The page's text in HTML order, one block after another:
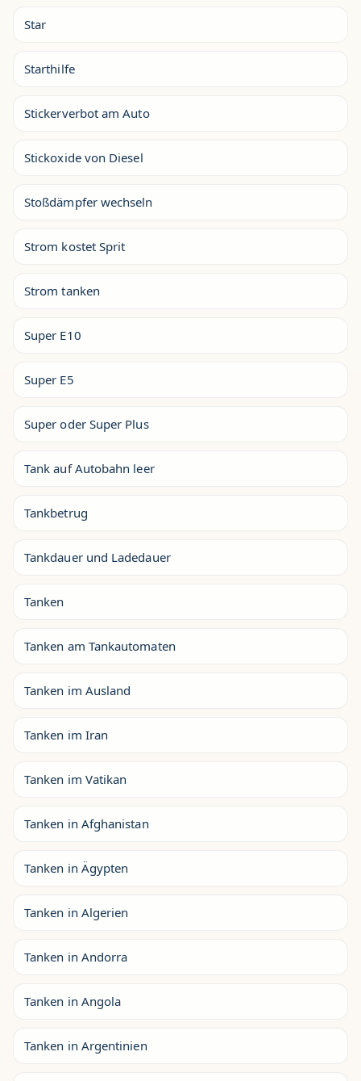
Star
Starthilfe
Stickerverbot am Auto
Stickoxide von Diesel
Stoßdämpfer wechseln
Strom kostet Sprit
Strom tanken
Super E10
Super E5
Super oder Super Plus
Tank auf Autobahn leer
Tankbetrug
Tankdauer und Ladedauer
Tanken
Tanken am Tankautomaten
Tanken im Ausland
Tanken im Iran
Tanken im Vatikan
Tanken in Afghanistan
Tanken in Ägypten
Tanken in Algerien
Tanken in Andorra
Tanken in Angola
Tanken in Argentinien